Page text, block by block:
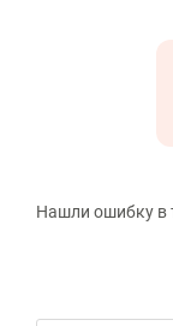
Нашли ошибку в